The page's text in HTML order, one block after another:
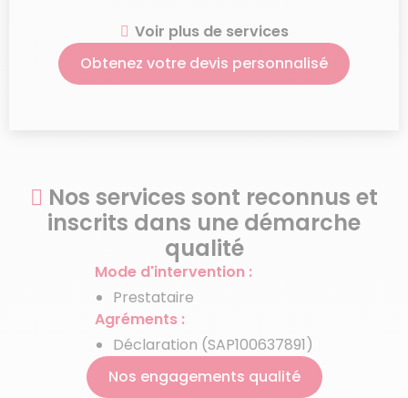
Aide aux courses
Grand ménage de printemps
déménagement
Chèque Emploi Service Universel
Aide aux personnes âgées
Garde de personnes âgées
Tarifs de femme de ménage
Voir plus de services
Obtenez votre devis personnalisé
Nos services sont reconnus et
inscrits dans une démarche
qualité
Mode d'intervention :
Prestataire
Agréments :
Déclaration (SAP100637891)
Nos engagements qualité